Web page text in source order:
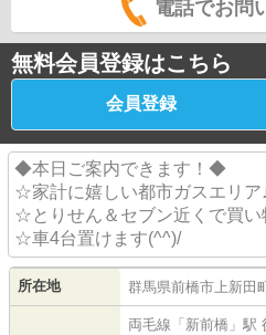
電話でお問
無料会員登録はこちら
会員登録
◆本日ご案内できます！◆
☆家計に嬉しい都市ガスエリア
☆とりせん＆セブン近くで買
☆車4台置けます(^^)/
所在地 群馬県前橋市上新田
両毛線 「 新前橋 」駅